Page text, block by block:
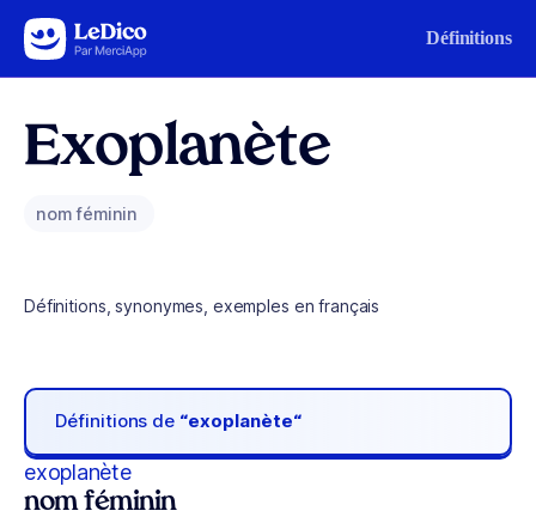
Aller au contenu Définitions
Exoplanète
nom féminin
Définitions, synonymes, exemples en français
Définitions de “exoplanète“
exoplanète
nom féminin